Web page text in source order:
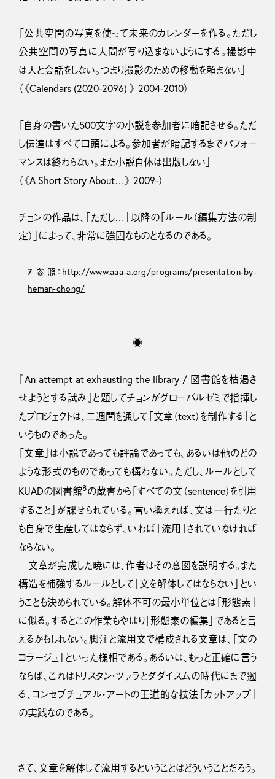
「公共空間の写真を使って未来のカレンダーを作る。ただし
公共空間の写真に人間が写り込まないようにする。撮影中
は人と会話をしない。つまり撮影のための移動を頼まない」
（《Calendars (2020-2096) 》 2004-2010）
「自身の書いた500文字の小説を参加者に暗記させる。ただ
し伝達はすべて口頭による。参加者が暗記するまでパフォー
マンスは終わらない。また小説自体は出版しない」
（《A Short Story About…》 2009-）
チョンの作品は、「ただし…」以降の「ルール（編集方法の制
定）」によって、非常に強固なものとなるのである。
7参照： http://www.aaa-a.org/programs/presentation-by-
heman-chong/
◉
『An attempt at exhausting the library / 図書館を枯渇さ
せようとする試み』と題してチョンがグローバルゼミで指揮し
たプロジェクトは、二週間を通して「文章（text）を制作する」と
いうものであった。
「文章」は小説であっても評論であっても、あるいは他のどの
ような形式のものであっても構わない。ただし、ルールとして
KUADの図書館8の蔵書から「すべての文（sentence）を引用
すること」が課せられている。言い換えれば、文は一行たりと
も自身で生産してはならず、いわば「流用」されていなければ
ならない。
文章が完成した暁には、作者はその意図を説明する。また
構造を補強するルールとして「文を解体してはならない」とい
うことも決められている。解体不可の最小単位とは「形態素」
に似る。するとこの作業もやはり「形態素の編集」であると言
えるかもしれない。脚注と流用文で構成される文章は、「文の
コラージュ」といった様相である。あるいは、もっと正確に言う
ならば、これはトリスタン・ツァラとダダイスムの時代にまで遡
る、コンセプチュアル・アートの王道的な技法「カットアップ」
の実践なのである。
さて、文章を解体して流用するということはどういうことだろう。